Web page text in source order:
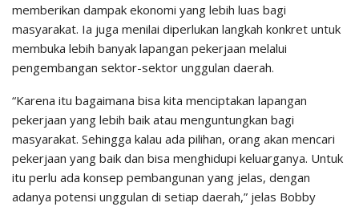
memberikan dampak ekonomi yang lebih luas bagi
masyarakat. Ia juga menilai diperlukan langkah konkret untuk
membuka lebih banyak lapangan pekerjaan melalui
pengembangan sektor-sektor unggulan daerah.
“Karena itu bagaimana bisa kita menciptakan lapangan
pekerjaan yang lebih baik atau menguntungkan bagi
masyarakat. Sehingga kalau ada pilihan, orang akan mencari
pekerjaan yang baik dan bisa menghidupi keluarganya. Untuk
itu perlu ada konsep pembangunan yang jelas, dengan
adanya potensi unggulan di setiap daerah,” jelas Bobby